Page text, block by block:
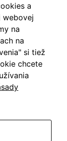
a
webovej
na
na
si tiež
chcete